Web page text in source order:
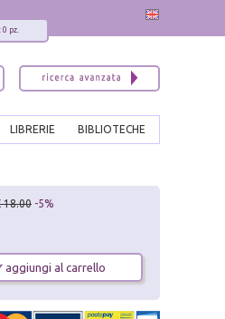
pz.
BIBLIOTECHE
LIBRERIE
18.00 -5%
aggiungi al carrello
x
novità, potrai
desideri.